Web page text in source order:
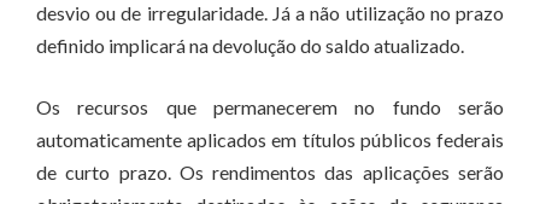
desvio ou de irregularidade. Já a não utilização no prazo
definido implicará na devolução do saldo atualizado.
Os recursos que permanecerem no fundo serão
automaticamente aplicados em títulos públicos federais
de curto prazo. Os rendimentos das aplicações serão